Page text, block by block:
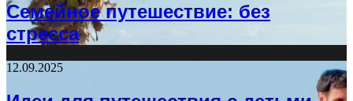
Семейное путешествие: без
стресса
12.09.2025